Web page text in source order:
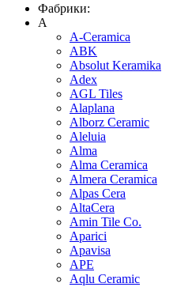
Фабрики:
A
A-Ceramica
ABK
Absolut Keramika
Adex
AGL Tiles
Alaplana
Alborz Ceramic
Aleluia
Alma
Alma Ceramica
Almera Ceramica
Alpas Cera
AltaCera
Amin Tile Co.
Aparici
Apavisa
APE
Aqlu Ceramic